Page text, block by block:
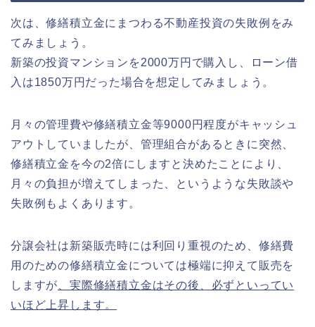
次は、修繕積立金にまつわる不動産投資の失敗例をみ
てみましょう。
新築の投資マンションを2000万円で購入し、ローン借
入は1850万円だった場合を想定してみましょう。
月々の管理費や修繕積立金等9000円程度がキャッシュ
アウトしていましたが、管理組合があるときに突然、
修繕積立金を今の2倍にしますと決めたことにより、
月々の負担が増えてしまった、というような失敗談や
失敗例もよくあります。
分譲会社は新築販売時には利回り重視のため、修繕費
用のための修繕積立金については極端に抑えて販売を
しますが 、実際修繕積立金はその後、必ずといってい
いほど上昇します。